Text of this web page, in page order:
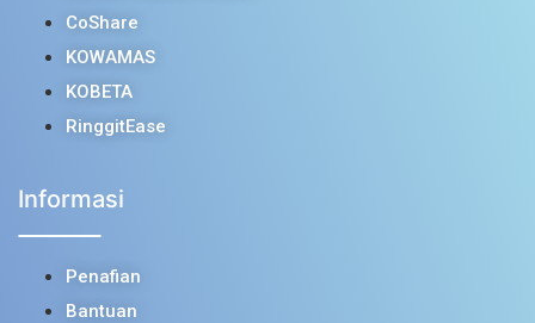
CoShare
KOWAMAS
KOBETA
RinggitEase
Informasi
Penafian
Bantuan